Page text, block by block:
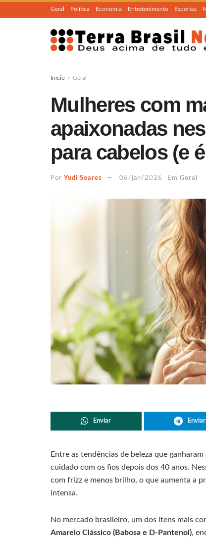
Geral Política Economia Entretenimento Esportes
Início Geral
Mulheres com
apaixonadas
para cabelos (e
Por Yudi Soares 06/jan/2026 Em Geral
Enviar Enviar
Entre as tendências de beleza que
cuidado com os fios depois dos 40 anos.
com frizz e menos brilho, o que aumenta a
intensa.
No mercado brasileiro, um dos itens mais
Amarelo Clássico (Babosa e D-Pantenol),